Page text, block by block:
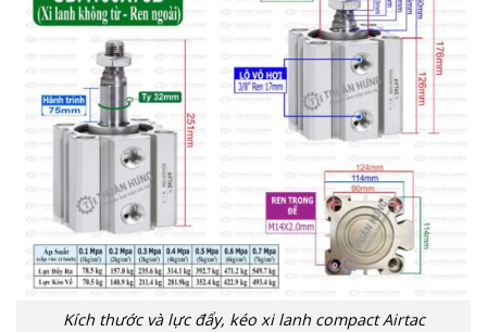
Kích thước và lực đẩy, kéo xi lanh compact Airtac